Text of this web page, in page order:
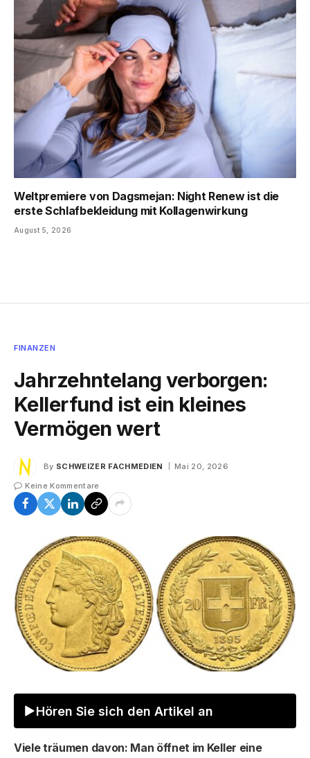
Weltpremiere von Dagsmejan: Night Renew ist die
erste Schlafbekleidung mit Kollagenwirkung
August 5, 2026
FINANZEN
Jahrzehntelang verborgen:
Kellerfund ist ein kleines
Vermögen wert
By SCHWEIZER FACHMEDIEN
Mai 20, 2026
Keine Kommentare
Hören Sie sich den Artikel an
Viele träumen davon: Man öffnet im Keller eine